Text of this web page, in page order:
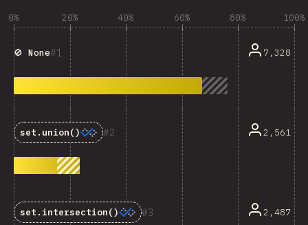
0% 20% 40% 60% 80% 100%
1
🚫 None 7,328
2
set.union() 2,561
3
set.intersection() 2,487